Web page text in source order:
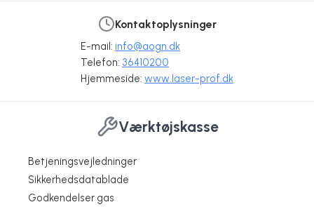
Kontaktoplysninger
E-mail: info@aogn.dk
Telefon: 36410200
Hjemmeside: www.laser-prof.dk
Værktøjskasse
Betjeningsvejledninger
Sikkerhedsdatablade
Godkendelser gas